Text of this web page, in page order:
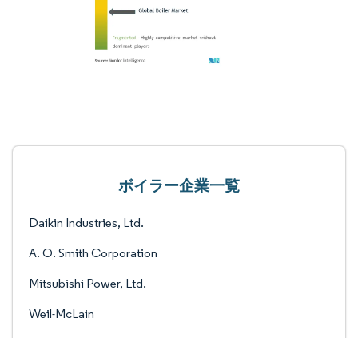
ボイラー企業一覧
Daikin Industries, Ltd.
A. O. Smith Corporation
Mitsubishi Power, Ltd.
Weil-McLain